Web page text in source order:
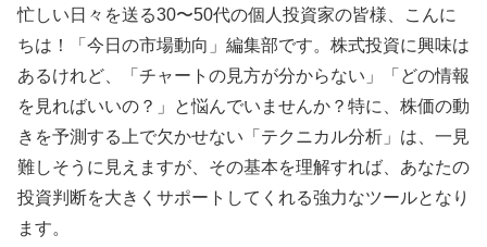
忙しい日々を送る30〜50代の個人投資家の皆様、こんに
ちは！「今日の市場動向」編集部です。株式投資に興味は
あるけれど、「チャートの見方が分からない」「どの情報
を見ればいいの？」と悩んでいませんか？特に、株価の動
きを予測する上で欠かせない「テクニカル分析」は、一見
難しそうに見えますが、その基本を理解すれば、あなたの
投資判断を大きくサポートしてくれる強力なツールとなり
ます。